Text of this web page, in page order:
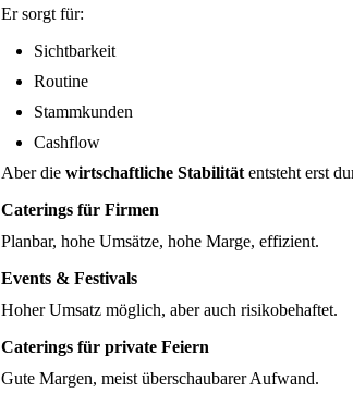
Er sorgt für:
Sichtbarkeit
Routine
Stammkunden
Cashflow
Aber die wirtschaftliche Stabilität entsteht erst
Caterings für Firmen
Planbar, hohe Umsätze, hohe Marge, effizient.
Events & Festivals
Hoher Umsatz möglich, aber auch risikobehaftet.
Caterings für private Feiern
Gute Margen, meist überschaubarer Aufwand.